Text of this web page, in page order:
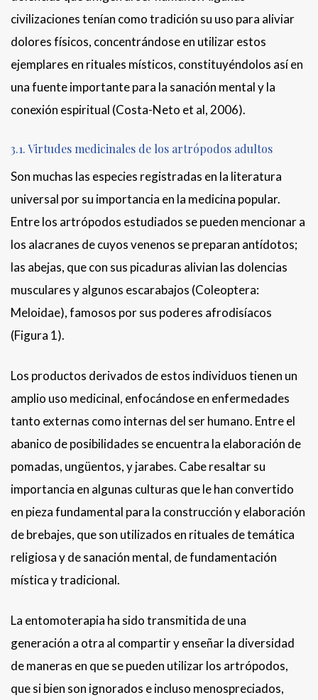
civilizaciones tenían como tradición su uso para aliviar
dolores físicos, concentrándose en utilizar estos
ejemplares en rituales místicos, constituyéndolos así en
una fuente importante para la sanación mental y la
conexión espiritual (Costa-Neto et al, 2006).
3.1. Virtudes medicinales de los artrópodos adultos
Son muchas las especies registradas en la literatura
universal por su importancia en la medicina popular.
Entre los artrópodos estudiados se pueden mencionar a
los alacranes de cuyos venenos se preparan antídotos;
las abejas, que con sus picaduras alivian las dolencias
musculares y algunos escarabajos (Coleoptera:
Meloidae), famosos por sus poderes afrodisíacos
(Figura 1).
Los productos derivados de estos individuos tienen un
amplio uso medicinal, enfocándose en enfermedades
tanto externas como internas del ser humano. Entre el
abanico de posibilidades se encuentra la elaboración de
pomadas, ungüentos, y jarabes. Cabe resaltar su
importancia en algunas culturas que le han convertido
en pieza fundamental para la construcción y elaboración
de brebajes, que son utilizados en rituales de temática
religiosa y de sanación mental, de fundamentación
mística y tradicional.
La entomoterapia ha sido transmitida de una
generación a otra al compartir y enseñar la diversidad
de maneras en que se pueden utilizar los artrópodos,
que si bien son ignorados e incluso menospreciados,